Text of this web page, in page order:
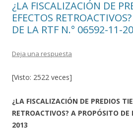
¿LA FISCALIZACIÓN DE
EFECTOS
DE LA RTF N.° 06592-11-
Deja una respuesta
[Visto: 2522 veces]
¿LA FISCALIZACIÓN DE PREDIOS
RETROACTIVOS? A PROPÓSITO
2013